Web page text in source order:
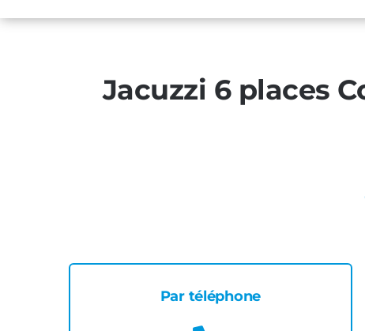
Jacuzzi 6 places
Par téléphone